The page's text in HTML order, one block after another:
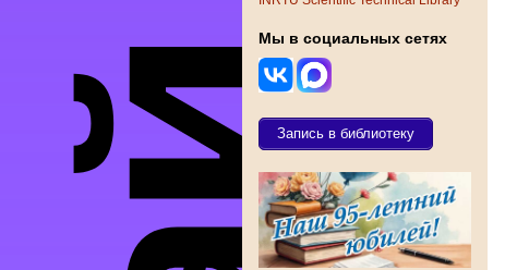
Мы в социальных сетях
Запись в библиотеку